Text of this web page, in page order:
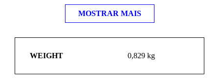
MOSTRAR MAIS
WEIGHT 0,829 kg